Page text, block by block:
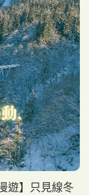
遊】只見線冬